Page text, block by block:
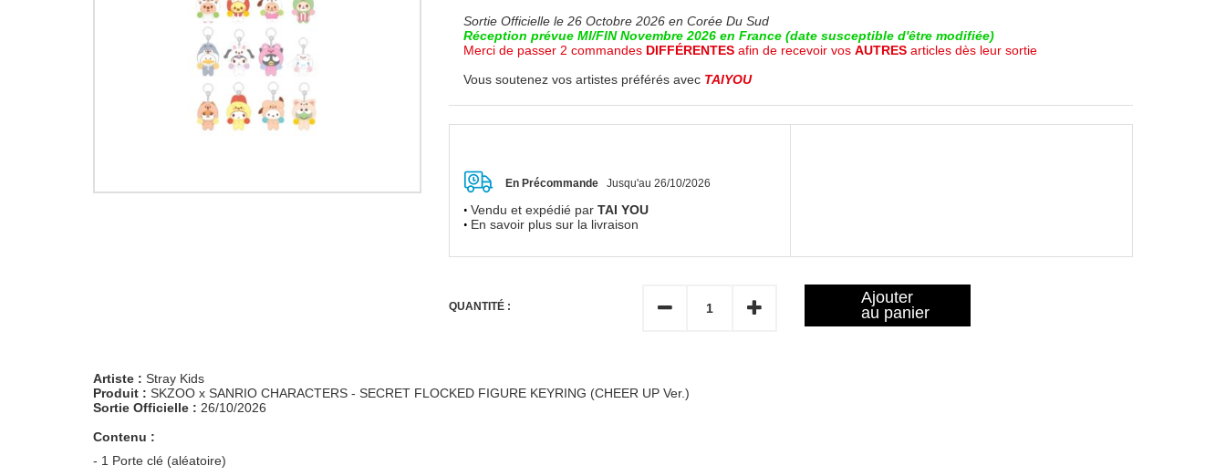
Sortie Officielle le 26 Octobre 2026 en Corée Du Sud
Réception prévue MI/FIN Novembre 2026 en France (date susceptible d'être modifiée)
Merci de passer 2 commandes DIFFÉRENTES afin de recevoir vos AUTRES articles dès leur sortie
Vous soutenez vos artistes préférés avec TAIYOU
En Précommande Jusqu'au 26/10/2026
Vendu et expédié par TAI YOU
En savoir plus sur la livraison
QUANTITÉ :
Ajouter
au panier
Artiste : Stray Kids
Produit : SKZOO x SANRIO CHARACTERS - SECRET FLOCKED FIGURE KEYRING (CHEER UP Ver.)
Sortie Officielle : 26/10/2026
Contenu :
- 1 Porte clé (aléatoire)